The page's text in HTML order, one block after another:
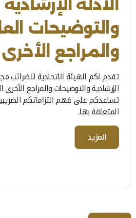
الأدلة الإرشادية
والتوضيحات
والمراجع الأخرى
تقدم لكم الهيئة الاتحادية للضرائب
الإرشادية والتوضيحات والمراجع
تساعدكم على فهم التزاماتكم
المتعلقة بها.
المزيد